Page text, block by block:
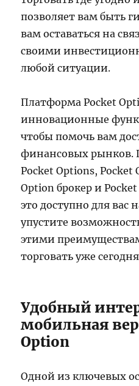
позволяет вам быть
вам оставаться на
своими
любой ситуации.
Платформа Pocket
инновационные
чтобы помочь вам
финансовых рынков.
Pocket Options, Pocket
Option брокер и
это доступно для вас
упустите
этими
торговать уже
Удобный
мобильная
Option
Одной из ключевых